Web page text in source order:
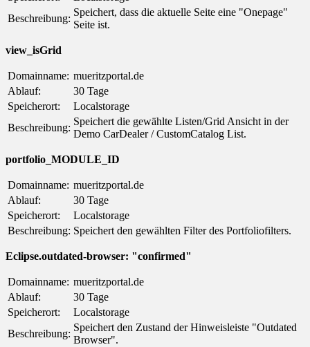
Beschreibung:
Speichert, dass die aktuelle Seite eine "Onepage"
Seite ist.
view_isGrid
Domainname: mueritzportal.de
Ablauf:
30 Tage
Speicherort:
Localstorage
Beschreibung:
Speichert die gewählte Listen/Grid Ansicht in der
Demo CarDealer / CustomCatalog List.
portfolio_MODULE_ID
Domainname: mueritzportal.de
Ablauf:
30 Tage
Speicherort:
Localstorage
Beschreibung: Speichert den gewählten Filter des Portfoliofilters.
Eclipse.outdated-browser: "confirmed"
Domainname: mueritzportal.de
Ablauf:
30 Tage
Speicherort:
Localstorage
Beschreibung:
Speichert den Zustand der Hinweisleiste "Outdated
Browser".